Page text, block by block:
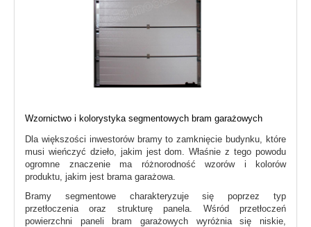
Wzornictwo i kolorystyka segmentowych bram garażowych
Dla większości inwestorów bramy to zamknięcie budynku, które
musi wieńczyć dzieło, jakim jest dom. Właśnie z tego powodu
ogromne znaczenie ma różnorodność wzorów i kolorów
produktu, jakim jest brama garażowa.
Bramy segmentowe charakteryzuje się poprzez typ
przetłoczenia oraz strukturę panela. Wśród przetłoczeń
powierzchni paneli bram garażowych wyróżnia się niskie,